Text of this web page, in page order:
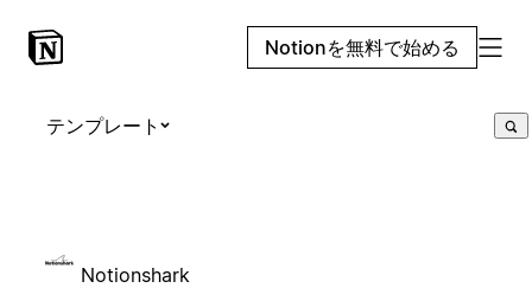
Notionを無料で始める
テンプレート
Notionshark